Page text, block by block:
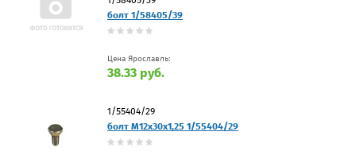
болт 1/58405/39
Цена Ярославль:
38.33 руб.
1/55404/29
болт М12х30х1,25 1/55404/29